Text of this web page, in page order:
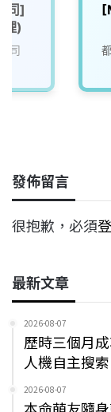
司]
理)
司
發佈留言
很抱歉，必須
最新文章
2026-08-07
歷時三個月
人機自主搜索
2026-08-07
本命萌友隨